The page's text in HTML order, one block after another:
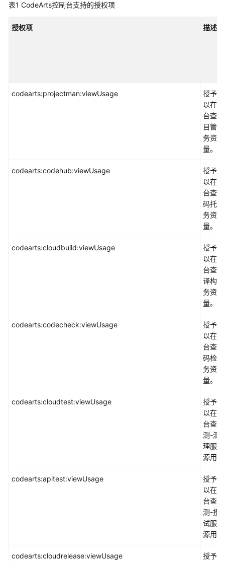
据
发
管
ServiceStage
产
CodeArts
表1 CodeArts控制台支持的授权项
授权项 描述
codearts:projectman:viewUsage
授予
以在
台查
目管
务资
量。
codearts:codehub:viewUsage
授予
以在
台查
码托
务资
量。
codearts:cloudbuild:viewUsage
授予
以在
台查
译构
务资
量。
codearts:codecheck:viewUsage
授予
以在
台查
码检
务资
量。
codearts:cloudtest:viewUsage
授予
以在
台查
测-测
理服
源用
codearts:apitest:viewUsage
授予
以在
台查
测-接
试服
源用
codearts:cloudrelease:viewUsage
授予